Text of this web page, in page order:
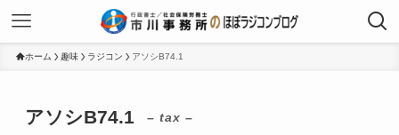
ホーム 趣味 ラジコン アソシB74.1
アソシB74.1 – tax –